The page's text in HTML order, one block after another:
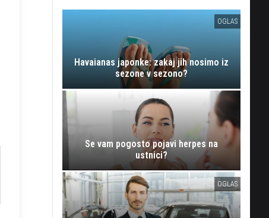
OGLAS
Havaianas japonke: zakaj jih nosimo iz
sezone v sezono?
Se vam pogosto pojavi herpes na
ustnici?
OGLAS